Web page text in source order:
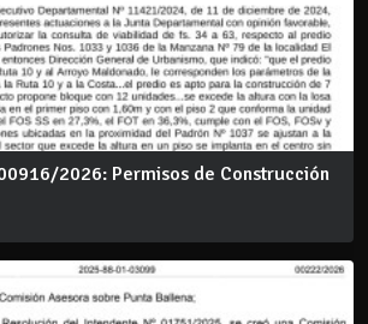
2026: Permisos de Construcción